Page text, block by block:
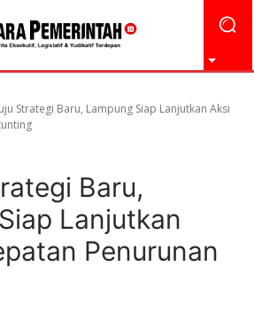
Strategi Baru, Lampung Siap Lanjutkan Aksi
Baru,
Lanjutkan
Penurunan